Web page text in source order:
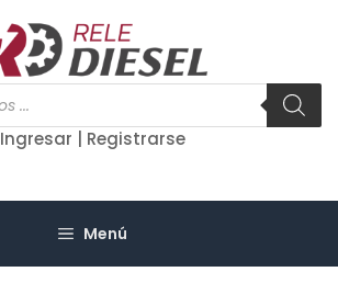
Ingresar | Registrarse
Menú